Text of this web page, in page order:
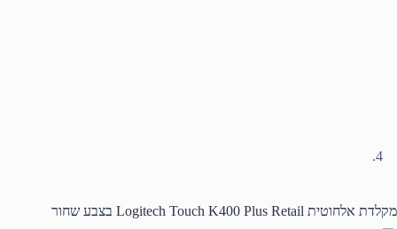
מקלדת אלחוטית Logitech Touch K400 Plus Retail בצבע שחור